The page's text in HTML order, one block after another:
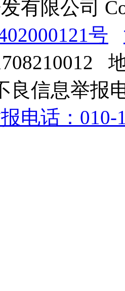
有限公司
号
良信息举报
电话：010-